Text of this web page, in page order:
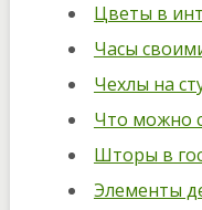
Цветы в
Часы
Чехлы на
Что можно
Шторы в
Элементы